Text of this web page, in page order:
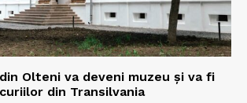
Olteni va deveni muzeu şi va fi
din Transilvania